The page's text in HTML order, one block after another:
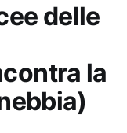
delle
la